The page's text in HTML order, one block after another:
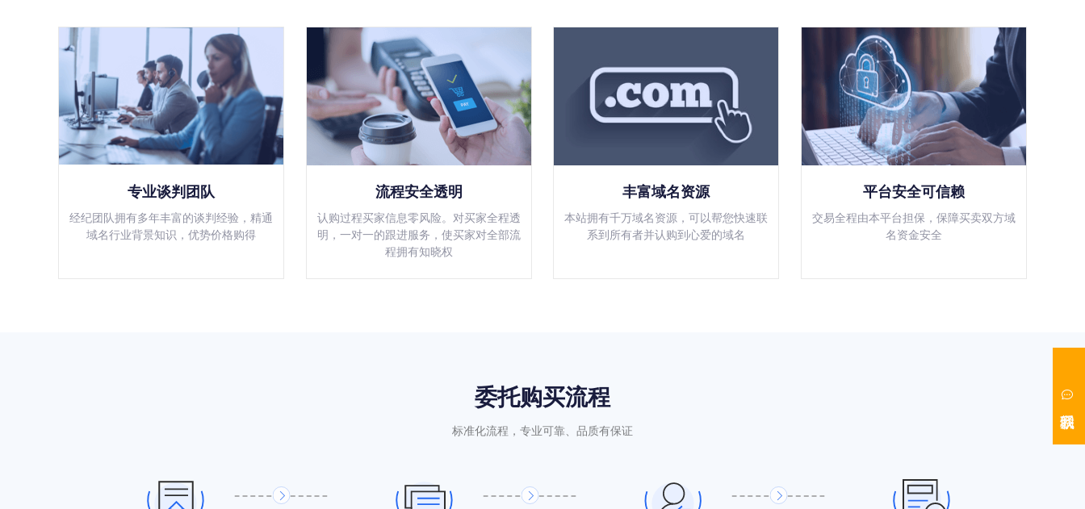
专业谈判团队
经纪团队拥有多年丰富的谈判经验，精通
域名行业背景知识，优势价格购得
流程安全透明
认购过程买家信息零风险。对买家全程透
明，一对一的跟进服务，使买家对全部流
程拥有知晓权
丰富域名资源
本站拥有千万域名资源，可以帮您快速联
系到所有者并认购到心爱的域名
平台安全可信赖
交易全程由本平台担保，保障买卖双方域
名资金安全
委托购买流程
标准化流程，专业可靠、品质有保证